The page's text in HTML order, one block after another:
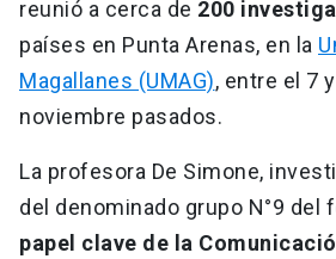
reunió a cerca de 200
países en Punta Arenas, en la
Magallanes (UMAG), entre el 7
noviembre pasados.
La profesora De Simone,
del denominado grupo N°9 del
papel clave de la